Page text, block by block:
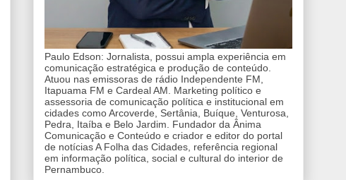
Paulo Edson: Jornalista, possui ampla experiência em
comunicação estratégica e produção de conteúdo.
Atuou nas emissoras de rádio Independente FM,
Itapuama FM e Cardeal AM. Marketing político e
assessoria de comunicação política e institucional em
cidades como Arcoverde, Sertânia, Buíque, Venturosa,
Pedra, Itaíba e Belo Jardim. Fundador da Ânima
Comunicação e Conteúdo e criador e editor do portal
de notícias A Folha das Cidades, referência regional
em informação política, social e cultural do interior de
Pernambuco.